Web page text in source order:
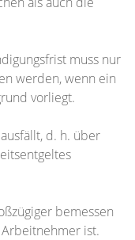
muss nur
werden, wenn ein
vorliegt.
d. h. über
bemessen
ist.